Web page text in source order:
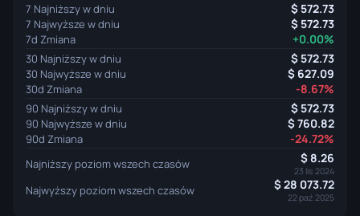
7 Najniższy w dniu 572.73
7 Najwyższe w dniu 572.73
7d Zmiana +0.00%
30 Najniższy w dniu 572.73
30 Najwyższe w dniu 627.09
30d Zmiana -8.67%
90 Najniższy w dniu 572.73
90 Najwyższe w dniu 760.82
90d Zmiana -24.72%
Najniższy poziom wszech czasów 8.26
23 lis 2024
Najwyższy poziom wszech czasów 28 073.72
22 paź 2025